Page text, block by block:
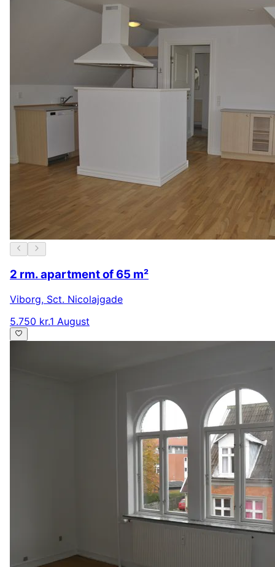
2 rm. apartment of 65 m²
Viborg, Sct. Nicolajgade
5.750 kr.1 August